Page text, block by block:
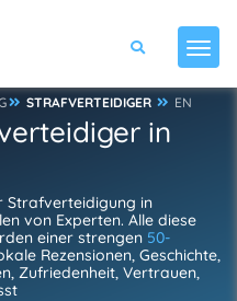
STRAFVERTEIDIGER EN
in
Strafverteidigung in
von Experten. Alle diese
einer strengen 50-
Rezensionen, Geschichte,
Zufriedenheit, Vertrauen,